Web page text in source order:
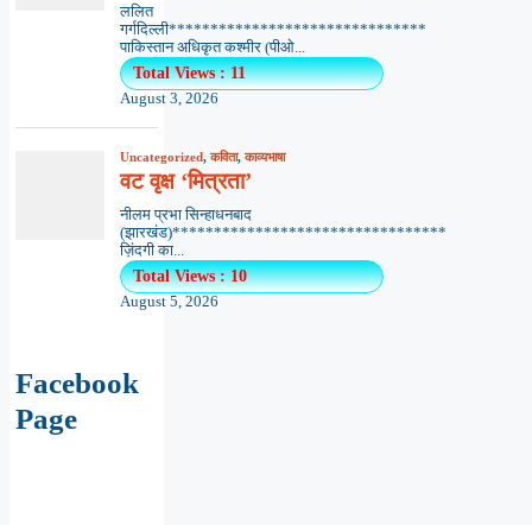
ललित
गर्गदिल्ली*******************************
पाकिस्तान अधिकृत कश्मीर (पीओ...
Total Views : 11
August 3, 2026
Uncategorized,कविता,काव्यभाषा
वट वृक्ष ‘मित्रता’
नीलम प्रभा सिन्हाधनबाद
(झारखंड)*********************************
ज़िंदगी का...
Total Views : 10
August 5, 2026
Facebook
Page